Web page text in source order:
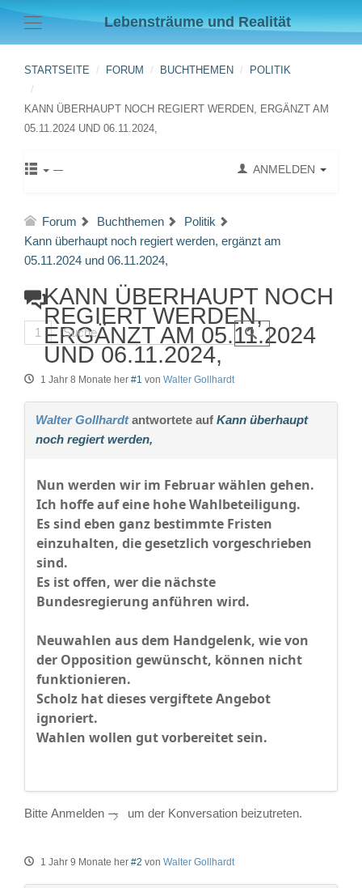
Lebensträume und Realität
STARTSEITE FORUM BUCHTHEMEN POLITIK
KANN ÜBERHAUPT NOCH REGIERT WERDEN, ERGÄNZT AM
05.11.2024 UND 06.11.2024,
ANMELDEN
Forum Buchthemen
Politik
Kann überhaupt noch regiert werden, ergänzt am
05.11.2024 und 06.11.2024,
KANN ÜBERHAUPT NOCH
REGIERT WERDEN,
ERGÄNZT AM 05.11.2024
UND 06.11.2024,
1
1 Jahr 8 Monate her #1 von Walter Gollhardt
Walter Gollhardtantwortete auf Kann überhaupt
noch regiert werden,
Nun werden wir im Februar wählen gehen.
Ich hoffe auf eine hohe Wahlbeteiligung.
Es sind eben ganz bestimmte Fristen
einzuhalten, die gesetzlich vorgeschrieben
sind.
Es ist offen, wer die nächste
Bundesregierung anführen wird.
Neuwahlen aus dem Handgelenk, wie von
der Opposition gewünscht, können nicht
funktionieren.
Scholz hat dieses vergiftete Angebot
ignoriert.
Wahlen wollen gut vorbereitet sein.
Bitte Anmelden um der Konversation beizutreten.
1 Jahr 9 Monate her #2 von Walter Gollhardt